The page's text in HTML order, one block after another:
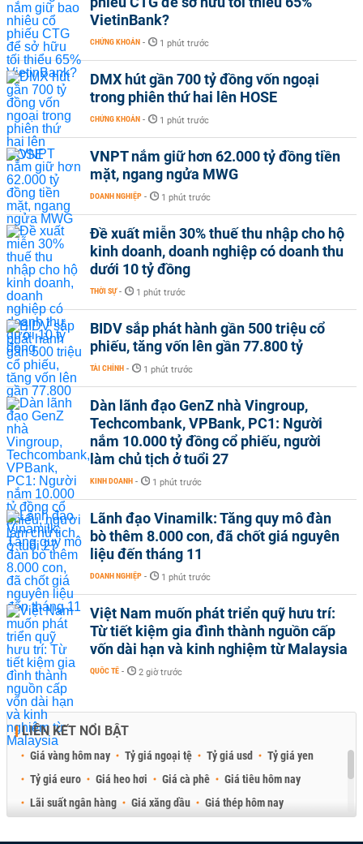
VietinBank?
CHỨNG KHOÁN - 1 phút trước
DMX hút gần 700 tỷ đồng vốn ngoại
trong phiên thứ hai lên HOSE
CHỨNG KHOÁN - 1 phút trước
VNPT nắm giữ hơn 62.000 tỷ đồng tiền
mặt, ngang ngửa MWG
DOANH NGHIỆP - 1 phút trước
Đề xuất miễn 30% thuế thu nhập cho hộ
kinh doanh, doanh nghiệp có doanh thu
dưới 10 tỷ đồng
THỜI SỰ - 1 phút trước
BIDV sắp phát hành gần 500 triệu cổ
phiếu, tăng vốn lên gần 77.800 tỷ
TÀI CHÍNH - 1 phút trước
Dàn lãnh đạo GenZ nhà Vingroup,
Techcombank, VPBank, PC1: Người
nắm 10.000 tỷ đồng cổ phiếu, người
làm chủ tịch ở tuổi 27
KINH DOANH - 1 phút trước
Lãnh đạo Vinamilk: Tăng quy mô đàn
bò thêm 8.000 con, đã chốt giá nguyên
liệu đến tháng 11
DOANH NGHIỆP - 1 phút trước
Việt Nam muốn phát triển quỹ hưu trí:
Từ tiết kiệm gia đình thành nguồn cấp
vốn dài hạn và kinh nghiệm từ Malaysia
QUỐC TẾ - 2 giờ trước
LIÊN KẾT NỔI BẬT
Giá vàng hôm nay Tỷ giá ngoại tệ Tỷ giá usd
Tỷ giá yen
Tỷ giá euro
Giá heo hơi Giá cà phê
Giá tiêu hôm nay
Lãi suất ngân hàng
Giá xăng dầu
Giá thép hôm nay